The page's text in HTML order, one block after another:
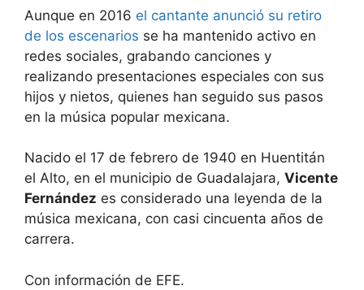
Aunque en 2016 el cantante anunció su retiro
de los escenarios se ha mantenido activo en
redes sociales, grabando canciones y
realizando presentaciones especiales con sus
hijos y nietos, quienes han seguido sus pasos
en la música popular mexicana.
Nacido el 17 de febrero de 1940 en Huentitán
el Alto, en el municipio de Guadalajara, Vicente
Fernández es considerado una leyenda de la
música mexicana, con casi cincuenta años de
carrera.
Con información de EFE.